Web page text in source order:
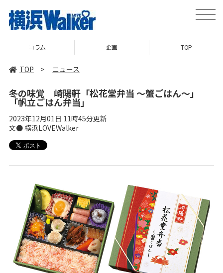
toggle
コラム 企画 TOP
TOP > ニュース
冬の味覚 崎陽軒「松花堂弁当 ～蟹ごはん～」
「帆立ごはん弁当」
2023年12月01日 11時45分更新
文● 横浜LOVEWalker